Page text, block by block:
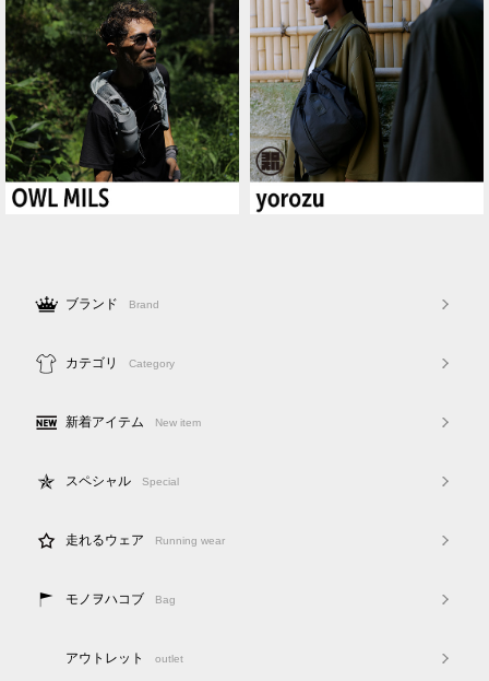
ブランド Brand
カテゴリ Category
新着アイテム New item
スペシャル Special
走れるウェア Running wear
モノヲハコブ Bag
アウトレット outlet